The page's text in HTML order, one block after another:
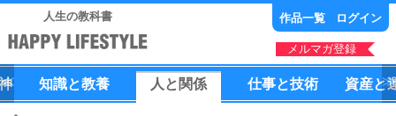
人生の教科書 作品一覧 ログイン
メルマガ登録
知識と教養 人 と 関係 仕事と技術 資産と